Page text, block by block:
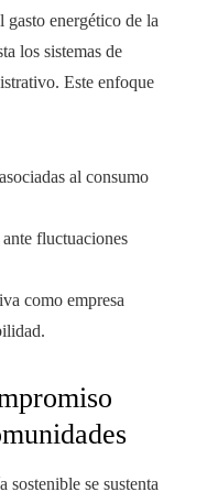
gasto energético de la
los sistemas de
Este enfoque
al consumo
fluctuaciones
como empresa
sostenible se sustenta